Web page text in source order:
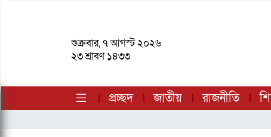
শুক্রবার, ৭ আগস্ট ২০২৬
২৩ শ্রাবণ ১৪৩৩
প্রচ্ছদ জাতীয় রাজনীতি